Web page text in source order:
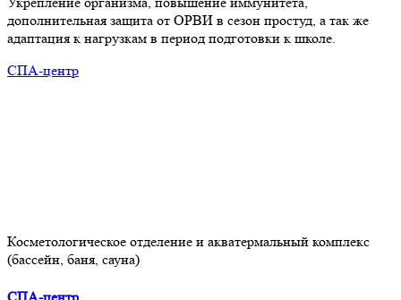
дополнительная защита от ОРВИ в сезон простуд, а так же
адаптация к нагрузкам в период подготовки к школе.
СПА-центр
Косметологическое отделение и акватермальный комплекс
(бассейн, баня, сауна)
СПА-центр